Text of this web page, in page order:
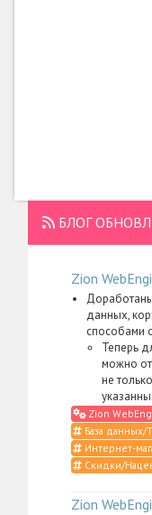
БЛОГ
Zion
данных,
способами
Теперь
можно
не
Zion
База
Интернет-
Скидки/
Zion